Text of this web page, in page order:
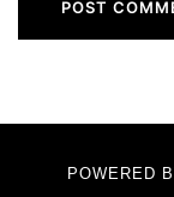
POWERED